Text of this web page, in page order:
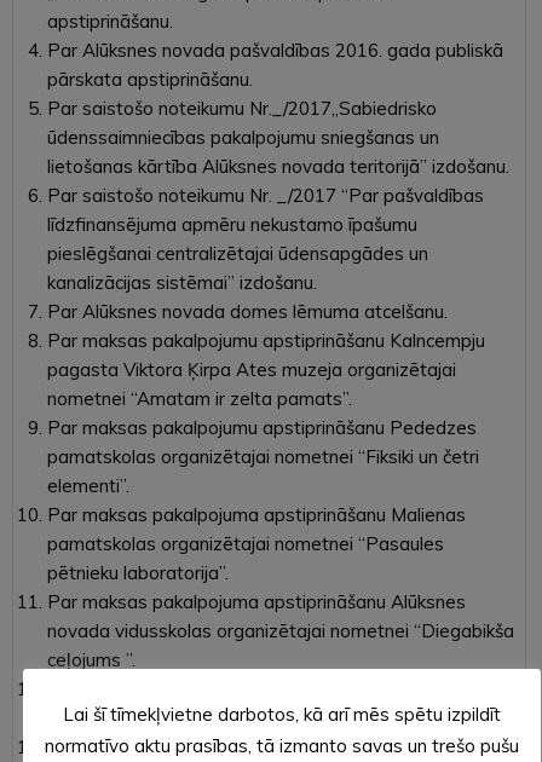
apstiprināšanu.
Par Alūksnes novada pašvaldības 2016. gada publiskā
pārskata apstiprināšanu.
Par saistošo noteikumu Nr._/2017„Sabiedrisko
ūdenssaimniecības pakalpojumu sniegšanas un
lietošanas kārtība Alūksnes novada teritorijā” izdošanu.
Par saistošo noteikumu Nr. _/2017 “Par pašvaldības
līdzfinansējuma apmēru nekustamo īpašumu
pieslēgšanai centralizētajai ūdensapgādes un
kanalizācijas sistēmai” izdošanu.
Par Alūksnes novada domes lēmuma atcelšanu.
Par maksas pakalpojumu apstiprināšanu Kalncempju
pagasta Viktora Ķirpa Ates muzeja organizētajai
nometnei “Amatam ir zelta pamats”.
Par maksas pakalpojumu apstiprināšanu Pededzes
pamatskolas organizētajai nometnei “Fiksiki un četri
elementi”.
Par maksas pakalpojuma apstiprināšanu Malienas
pamatskolas organizētajai nometnei “Pasaules
pētnieku laboratorija”.
Par maksas pakalpojuma apstiprināšanu Alūksnes
novada vidusskolas organizētajai nometnei “Diegabikša
ceļojums ”.
pamatskolas organizētajai nometnei “Raibā nedēļa”.
Par pakalpojumu maksas apstiprināšanu Alūksnes
Lai šī tīmekļvietne darbotos, kā arī mēs spētu izpildīt
normatīvo aktu prasības, tā izmanto savas un trešo pušu